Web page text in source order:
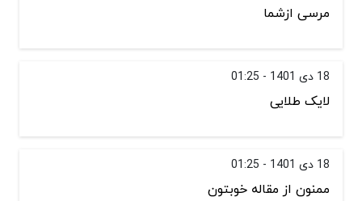
مرسی ازشما
18 دی 1401 - 01:25
لایک طلایی
18 دی 1401 - 01:25
ممنون از مقاله خوبتون